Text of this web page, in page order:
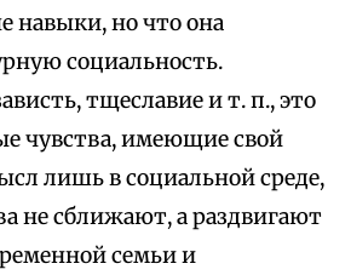
навыки, но что она
социальность.
тщеславие и т. п., это
чувства, имеющие свой
лишь в социальной среде,
не сближают, а раздвигают
семьи и